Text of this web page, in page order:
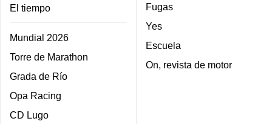
El tiempo
Mundial 2026
Torre de Marathon
Grada de Río
Opa Racing
CD Lugo
Fugas
Yes
Escuela
On, revista de motor